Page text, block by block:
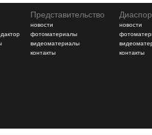
Представительство
новости
фотоматериалы
видеоматериалы
контакты
новости
контакты